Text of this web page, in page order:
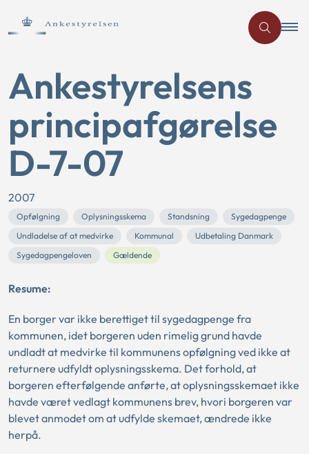
Ankestyrelsens
principafgørelse
D-7-07
2007
Opfølgning Oplysningsskema Standsning
Sygedagpenge
Undladelse af at medvirke
Kommunal
Udbetaling Danmark
Sygedagpengeloven
Gældende
Resume:
En borger var ikke berettiget til sygedagpenge fra
kommunen, idet borgeren uden rimelig grund havde
undladt at medvirke til kommunens opfølgning ved ikke at
returnere udfyldt oplysningsskema. Det forhold, at
borgeren efterfølgende anførte, at oplysningsskemaet ikke
havde været vedlagt kommunens brev, hvori borgeren var
blevet anmodet om at udfylde skemaet, ændrede ikke
herpå.